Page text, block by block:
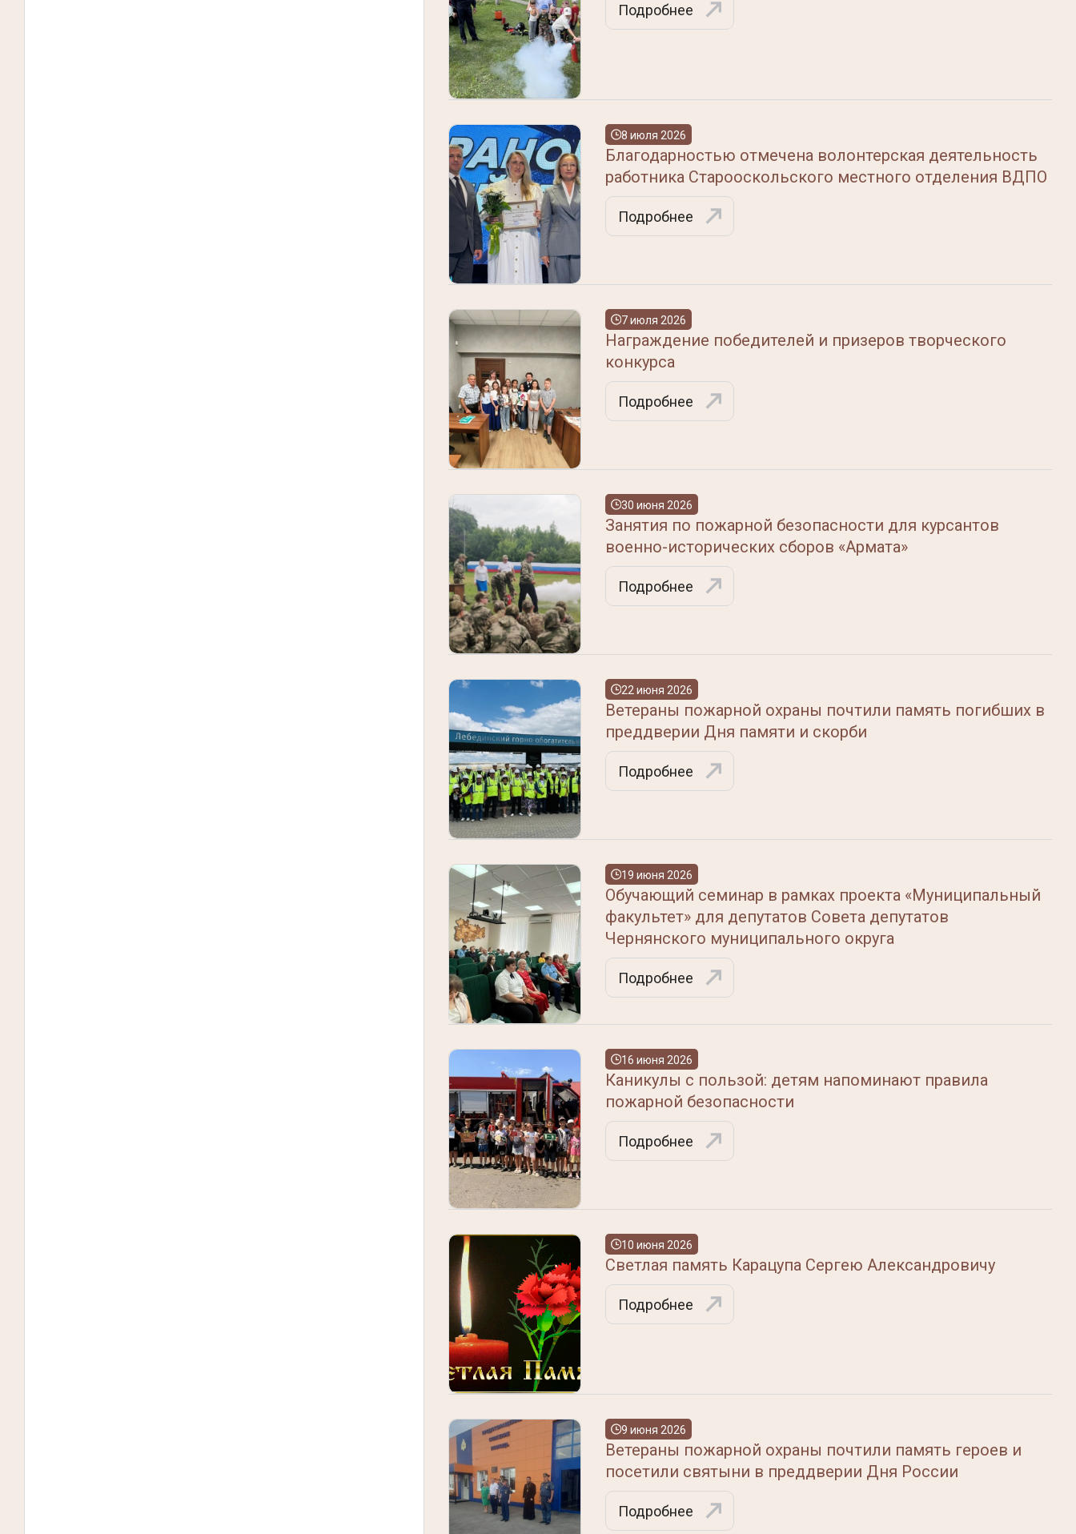
Подробнее
8 июля 2026
Благодарностью отмечена волонтерская деятельность
работника Старооскольского местного отделения ВДПО
Подробнее
7 июля 2026
Награждение победителей и призеров творческого
конкурса
Подробнее
30 июня 2026
Занятия по пожарной безопасности для курсантов
военно-исторических сборов «Армата»
Подробнее
22 июня 2026
Ветераны пожарной охраны почтили память погибших в
преддверии Дня памяти и скорби
Подробнее
19 июня 2026
Обучающий семинар в рамках проекта «Муниципальный
факультет» для депутатов Совета депутатов
Чернянского муниципального округа
Подробнее
16 июня 2026
Каникулы с пользой: детям напоминают правила
пожарной безопасности
Подробнее
10 июня 2026
Светлая память Карацупа Сергею Александровичу
Подробнее
9 июня 2026
Ветераны пожарной охраны почтили память героев и
посетили святыни в преддверии Дня России
Подробнее